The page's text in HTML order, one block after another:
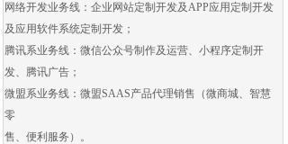
网络开发业务线： 企业网站定制开发及APP应用定制开发
及应用软件系统定制开发 ；
腾讯系业务线：微信公众号制作及运营、 小程序定制开
发、腾讯广告；
微盟系业务线： 微盟SAAS产品代理销售（微商城、智慧
零
售、便利服务）。